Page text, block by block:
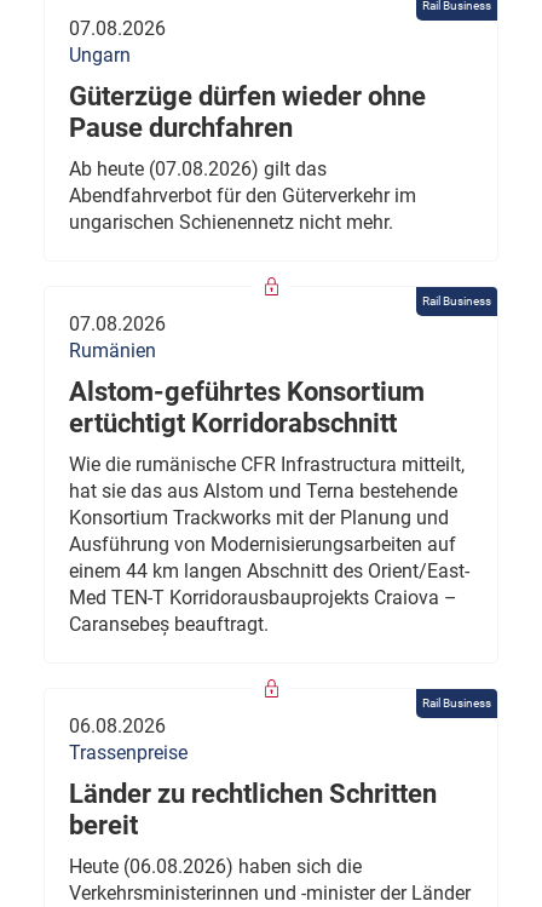
Rail Business
07.08.2026
Ungarn
Güterzüge dürfen wieder ohne
Pause durchfahren
Ab heute (07.08.2026) gilt das
Abendfahrverbot für den Güterverkehr im
ungarischen Schienennetz nicht mehr.
Rail Business
07.08.2026
Rumänien
Alstom-geführtes Konsortium
ertüchtigt Korridorabschnitt
Wie die rumänische CFR Infrastructura mitteilt,
hat sie das aus Alstom und Terna bestehende
Konsortium Trackworks mit der Planung und
Ausführung von Modernisierungsarbeiten auf
einem 44 km langen Abschnitt des Orient/East-
Med TEN-T Korridorausbauprojekts Craiova –
Caransebeș beauftragt.
Rail Business
06.08.2026
Trassenpreise
Länder zu rechtlichen Schritten
bereit
Heute (06.08.2026) haben sich die
Verkehrsministerinnen und -minister der Länder